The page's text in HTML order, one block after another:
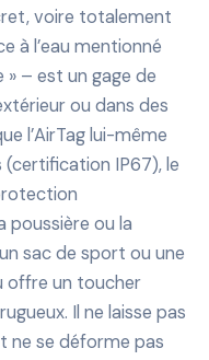
voire totalement
à l’eau mentionné
– est un gage de
ou dans des
l’AirTag lui-même
IP67), le
poussière ou la
sac de sport ou une
offre un toucher
Il ne laisse pas
ne se déforme pas